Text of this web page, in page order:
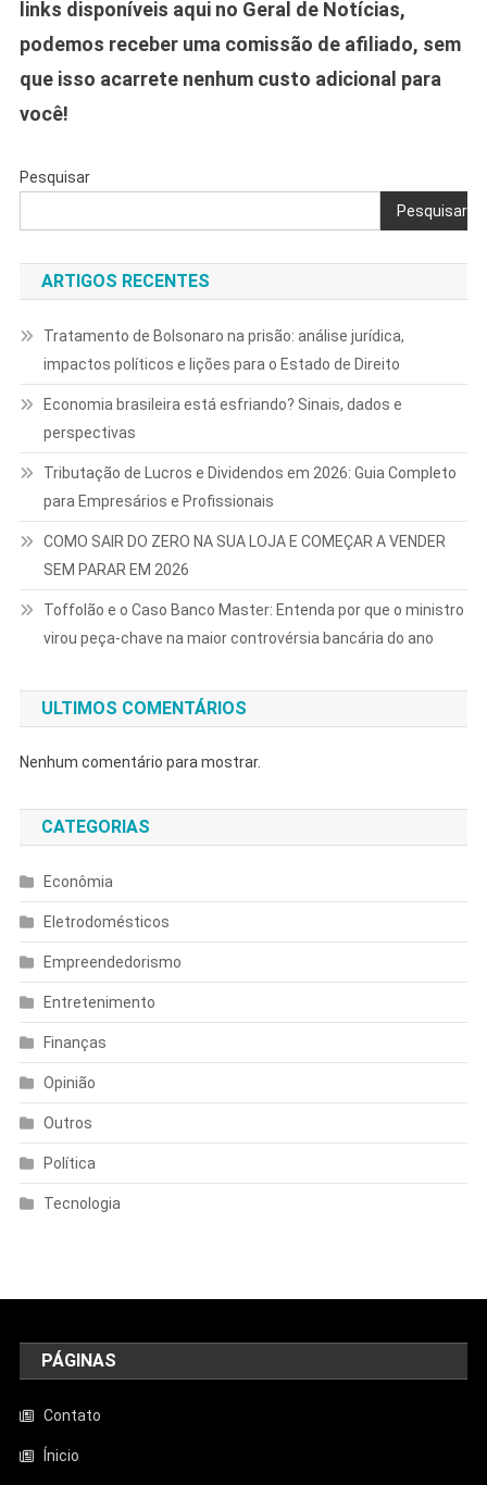
links disponíveis aqui no Geral de Notícias,
podemos receber uma comissão de afiliado, sem
que isso acarrete nenhum custo adicional para
você!
Pesquisar
Pesquisar
ARTIGOS RECENTES
Tratamento de Bolsonaro na prisão: análise jurídica,
impactos políticos e lições para o Estado de Direito
Economia brasileira está esfriando? Sinais, dados e
perspectivas
Tributação de Lucros e Dividendos em 2026: Guia Completo
para Empresários e Profissionais
COMO SAIR DO ZERO NA SUA LOJA E COMEÇAR A VENDER
SEM PARAR EM 2026
Toffolão e o Caso Banco Master: Entenda por que o ministro
virou peça-chave na maior controvérsia bancária do ano
ULTIMOS COMENTÁRIOS
Nenhum comentário para mostrar.
CATEGORIAS
Econômia
Eletrodomésticos
Empreendedorismo
Entretenimento
Finanças
Opinião
Outros
Política
Tecnologia
PÁGINAS
Contato
Ínicio